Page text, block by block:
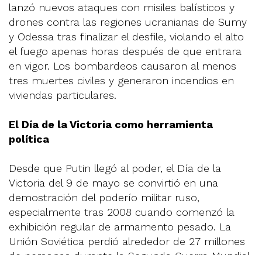
lanzó nuevos ataques con misiles balísticos y
drones contra las regiones ucranianas de Sumy
y Odessa tras finalizar el desfile, violando el alto
el fuego apenas horas después de que entrara
en vigor. Los bombardeos causaron al menos
tres muertes civiles y generaron incendios en
viviendas particulares.
El Día de la Victoria como herramienta
política
Desde que Putin llegó al poder, el Día de la
Victoria del 9 de mayo se convirtió en una
demostración del poderío militar ruso,
especialmente tras 2008 cuando comenzó la
exhibición regular de armamento pesado. La
Unión Soviética perdió alrededor de 27 millones